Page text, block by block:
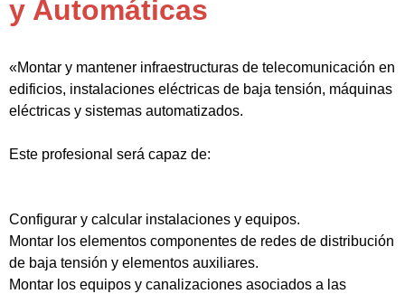
y Automáticas
«Montar y mantener infraestructuras de telecomunicación en
edificios, instalaciones eléctricas de baja tensión, máquinas
eléctricas y sistemas automatizados.
Este profesional será capaz de:
Configurar y calcular instalaciones y equipos.
Montar los elementos componentes de redes de distribución
de baja tensión y elementos auxiliares.
Montar los equipos y canalizaciones asociados a las